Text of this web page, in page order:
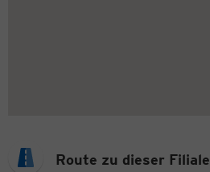
Route zu dieser Filiale